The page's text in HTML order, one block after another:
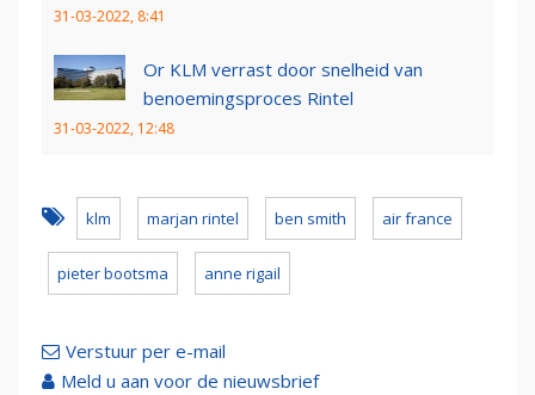
31-03-2022, 8:41
Or KLM verrast door snelheid van
benoemingsproces Rintel
31-03-2022, 12:48
klm marjan rintel ben smith air france
pieter bootsma anne rigail
Verstuur per e-mail
Meld u aan voor de nieuwsbrief